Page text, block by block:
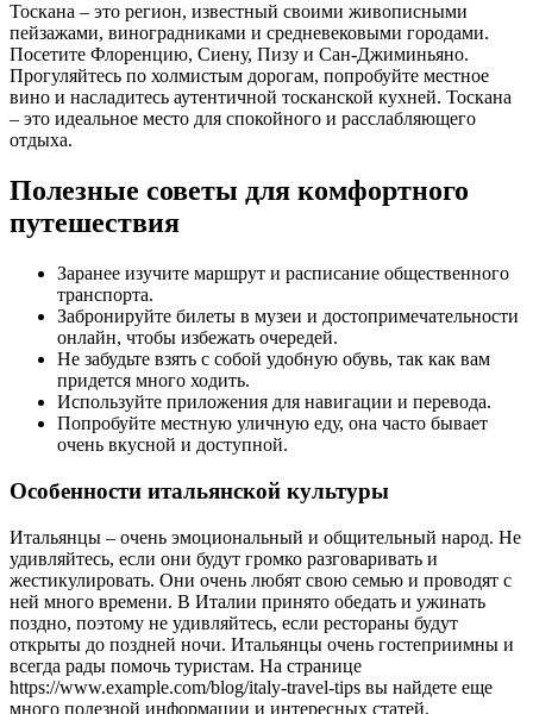
Тоскана – это регион, известный своими живописными
пейзажами, виноградниками и средневековыми городами.
Посетите Флоренцию, Сиену, Пизу и Сан-Джиминьяно.
Прогуляйтесь по холмистым дорогам, попробуйте местное
вино и насладитесь аутентичной тосканской кухней. Тоскана
– это идеальное место для спокойного и расслабляющего
отдыха.
Полезные советы для комфортного
путешествия
Заранее изучите маршрут и расписание общественного
транспорта.
Забронируйте билеты в музеи и достопримечательности
онлайн, чтобы избежать очередей.
Не забудьте взять с собой удобную обувь, так как вам
придется много ходить.
Используйте приложения для навигации и перевода.
Попробуйте местную уличную еду, она часто бывает
очень вкусной и доступной.
Особенности итальянской культуры
Итальянцы – очень эмоциональный и общительный народ. Не
удивляйтесь, если они будут громко разговаривать и
жестикулировать. Они очень любят свою семью и проводят с
ней много времени. В Италии принято обедать и ужинать
поздно, поэтому не удивляйтесь, если рестораны будут
открыты до поздней ночи. Итальянцы очень гостеприимны и
всегда рады помочь туристам. На странице
https://www.example.com/blog/italy-travel-tips вы найдете еще
много полезной информации и интересных статей.